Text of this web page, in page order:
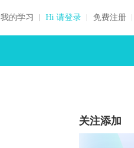
我的学习 Hi 请登录 免费注册
关注添加